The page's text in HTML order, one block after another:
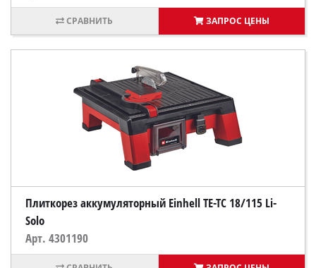
ЗАПРОС ЦЕНЫ
Плиткорез аккумуляторный Einhell TE-TC 18/115 Li-
Solo
Арт. 4301190